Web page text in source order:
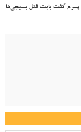
گفت بابت قتل بسیجی‌ها